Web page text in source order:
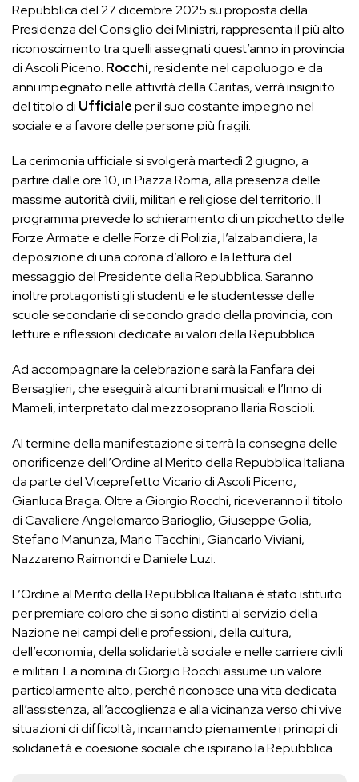
Repubblica del 27 dicembre 2025 su proposta della
Presidenza del Consiglio dei Ministri, rappresenta il più alto
riconoscimento tra quelli assegnati quest’anno in provincia
di Ascoli Piceno. Rocchi, residente nel capoluogo e da
anni impegnato nelle attività della Caritas, verrà insignito
del titolo di Ufficialeper il suo costante impegno nel
sociale e a favore delle persone più fragili.
La cerimonia ufficiale si svolgerà martedì 2 giugno, a
partire dalle ore 10, in Piazza Roma, alla presenza delle
massime autorità civili, militari e religiose del territorio. Il
programma prevede lo schieramento di un picchetto delle
Forze Armate e delle Forze di Polizia, l’alzabandiera, la
deposizione di una corona d’alloro e la lettura del
messaggio del Presidente della Repubblica. Saranno
inoltre protagonisti gli studenti e le studentesse delle
scuole secondarie di secondo grado della provincia, con
letture e riflessioni dedicate ai valori della Repubblica.
Ad accompagnare la celebrazione sarà la Fanfara dei
Bersaglieri, che eseguirà alcuni brani musicali e l’Inno di
Mameli, interpretato dal mezzosoprano Ilaria Roscioli.
Al termine della manifestazione si terrà la consegna delle
onorificenze dell’Ordine al Merito della Repubblica Italiana
da parte del Viceprefetto Vicario di Ascoli Piceno,
Gianluca Braga. Oltre a Giorgio Rocchi, riceveranno il titolo
di Cavaliere Angelomarco Barioglio, Giuseppe Golia,
Stefano Manunza, Mario Tacchini, Giancarlo Viviani,
Nazzareno Raimondi e Daniele Luzi.
L’Ordine al Merito della Repubblica Italiana è stato istituito
per premiare coloro che si sono distinti al servizio della
Nazione nei campi delle professioni, della cultura,
dell’economia, della solidarietà sociale e nelle carriere civili
e militari. La nomina di Giorgio Rocchi assume un valore
particolarmente alto, perché riconosce una vita dedicata
all’assistenza, all’accoglienza e alla vicinanza verso chi vive
situazioni di difficoltà, incarnando pienamente i principi di
solidarietà e coesione sociale che ispirano la Repubblica.